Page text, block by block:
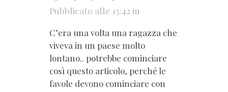
Pubblicato alle 15:42in
C’era una volta una ragazza che
viveva in un paese molto
lontano.. potrebbe cominciare
così questo articolo, perché le
favole devono cominciare con